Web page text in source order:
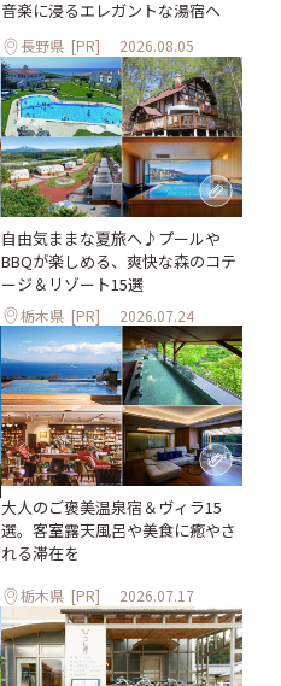
音楽に浸るエレガントな湯宿へ
長野県 [PR] 2026.08.05
自由気ままな夏旅へ♪プールや
BBQが楽しめる、爽快な森のコテ
ージ＆リゾート15選
栃木県 [PR] 2026.07.24
大人のご褒美温泉宿＆ヴィラ15
選。客室露天風呂や美食に癒やさ
れる滞在を
栃木県 [PR] 2026.07.17